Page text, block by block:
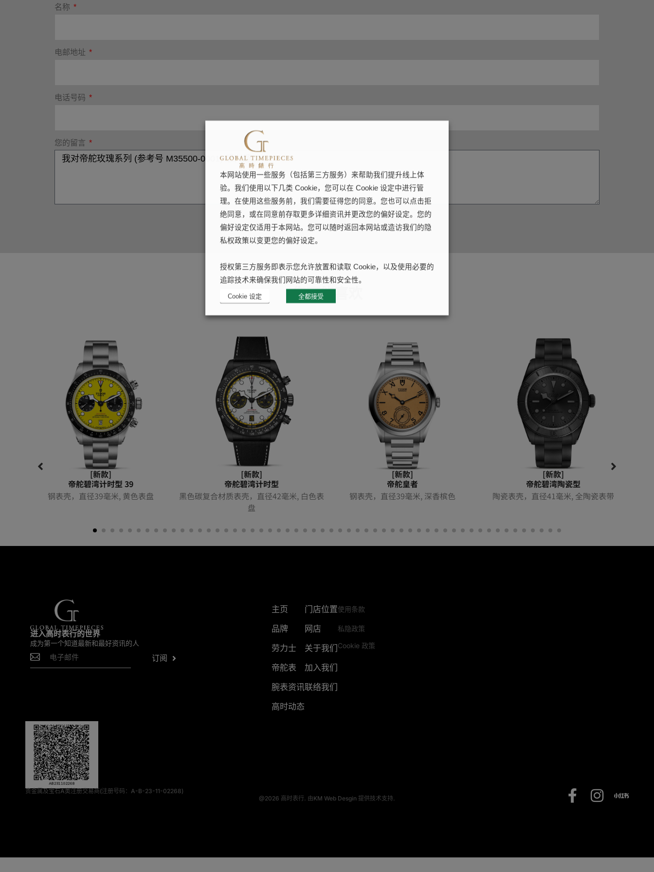
名称
电邮地址
电话号码
您的留言
提交
您可能喜欢
[新款]
帝舵碧湾计时型 39
钢表壳，直径39毫米, 黄色表盘
[新款]
帝舵碧湾计时型
黑色碳复合材质表壳，直径42毫米, 白色表
盘
[新款]
帝舵皇者
钢表壳，直径39毫米, 深香槟色
[新款]
帝舵碧湾陶瓷型
陶瓷表壳，直径41毫米, 全陶瓷表带
进入高时表行的世界
成为第一个知道最新和最好资讯的人
订阅
主页
品牌
劳力士
帝舵表
腕表资讯
高时动态
门店位置
网店
关于我们
加入我们
联络我们
使用条款
私隐政策
Cookie 政策
贵金属及宝石A类注册交易商(注册号码：A-B-23-11-02268)
@2026 高时表行. 由KM Web Desgin 提供技术支持.
本网站使用一些服务（包括第三方服务）来帮助我们提升线上体
验。我们使用以下几类 Cookie，您可以在 Cookie 设定中进行管
理。在使用这些服务前，我们需要征得您的同意。您也可以点击拒
绝同意，或在同意前存取更多详细资讯并更改您的偏好设定。您的
偏好设定仅适用于本网站。您可以随时返回本网站或造访我们的隐
私权政策以变更您的偏好设定。
授权第三方服务即表示您允许放置和读取 Cookie，以及使用必要的
追踪技术来确保我们网站的可靠性和安全性。
Cookie 设定 全都接受